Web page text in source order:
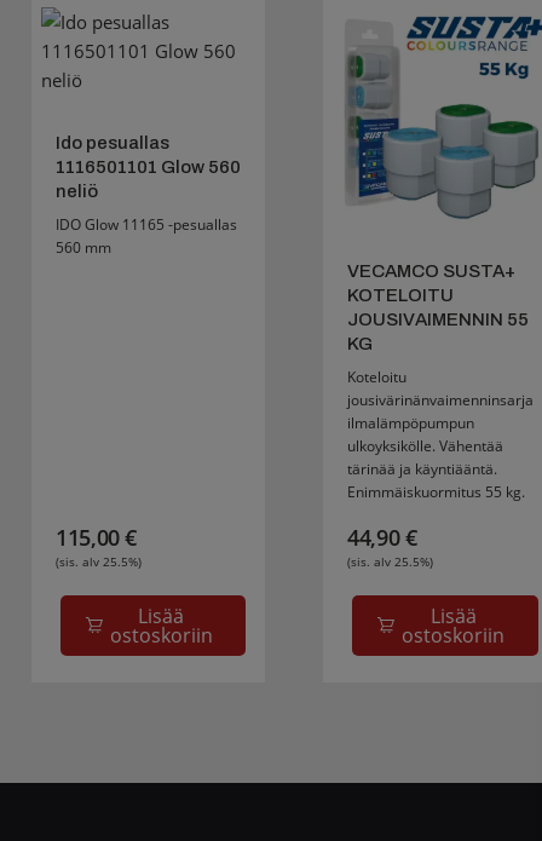
Ido pesuallas
1116501101 Glow 560
neliö
IDO Glow 11165 -pesuallas
560 mm
Lisää
ostoskoriin
115,00€
(sis. alv 25.5%)
VECAMCO SUSTA+
KOTELOITU
JOUSIVAIMENNIN 55
KG
Koteloitu
jousivärinänvaimenninsarja
ilmalämpöpumpun
ulkoyksikölle. Vähentää
tärinää ja käyntiääntä.
Enimmäiskuormitus 55 kg.
Lisää
ostoskoriin
44,90€
(sis. alv 25.5%)